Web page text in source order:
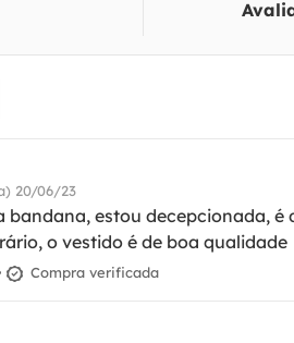
20/06/23
bandana, estou decepcionada,
o vestido é de boa qualidade
Compra verificada